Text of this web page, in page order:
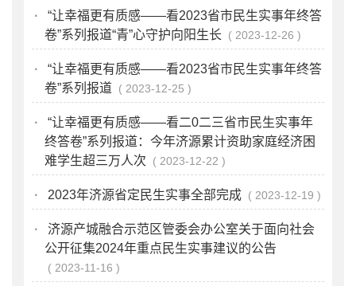
·
“让幸福更有质感——看2023省市民生实事年终答
卷”系列报道“青”心守护向阳生长
2023-12-26
·
“让幸福更有质感——看2023省市民生实事年终答
卷”系列报道
2023-12-25
·
“让幸福更有质感——看二0二三省市民生实事年
终答卷”系列报道：今年济源累计资助家庭经济困
难学生超三万人次
2023-12-22
· 2023年济源省定民生实事全部完成 2023-12-19
·
济源产城融合示范区管委会办公室关于面向社会
公开征集2024年重点民生实事建议的公告
2023-11-16